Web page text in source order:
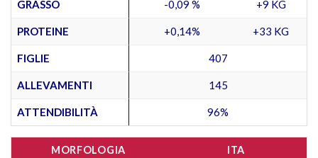
GRASSO -0,09 % +9 KG
PROTEINE +0,14% +33 KG
FIGLIE 407
ALLEVAMENTI 145
ATTENDIBILITÀ 96%
MORFOLOGIA ITA